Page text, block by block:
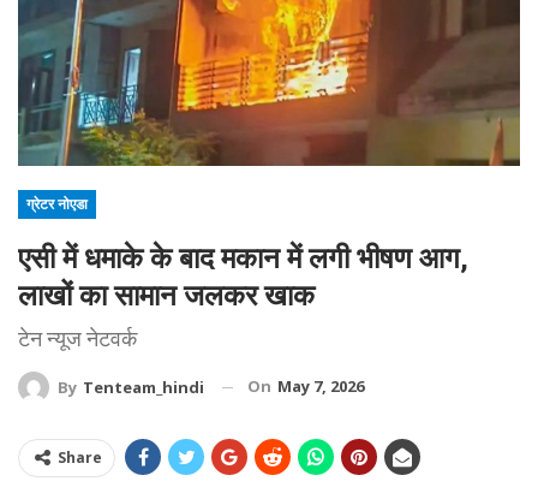
ग्रेटर नोएडा
एसी में धमाके के बाद मकान में लगी भीषण आग,
लाखों का सामान जलकर खाक
टेन न्यूज नेटवर्क
By Tenteam_hindi On May 7, 2026
Share